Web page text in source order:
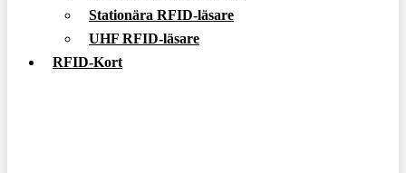
Stationära RFID-läsare
UHF RFID-läsare
RFID-Kort